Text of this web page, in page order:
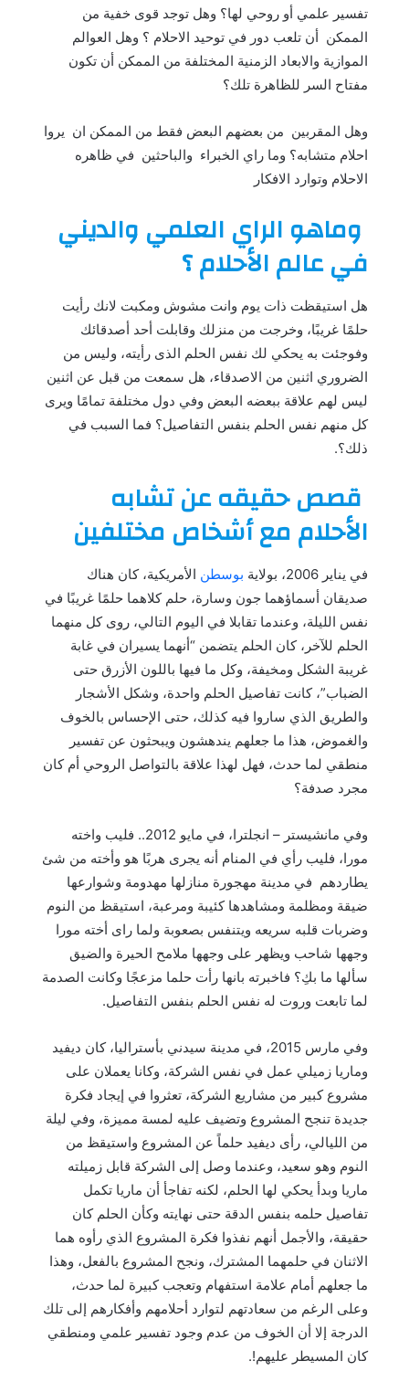
تفسير علمي أو روحي لها؟ وهل توجد قوى خفية من
الممكن أن تلعب دور في توحيد الاحلام ؟ وهل العوالم
الموازية والابعاد الزمنية المختلفة من الممكن أن تكون
مفتاح السر للظاهرة تلك؟
وهل المقربين من بعضهم البعض فقط من الممكن ان يروا
احلام متشابه؟ وما راي الخبراء والباحثين في ظاهره
الاحلام وتوارد الافكار
وماهو الراي العلمي والديني
في عالم الأحلام ؟
هل استيقظت ذات يوم وانت مشوش ومكبت لانك رأيت
حلمًا غريبًا، وخرجت من منزلك وقابلت أحد أصدقائك
وفوجئت به يحكي لك نفس الحلم الذى رأيته، وليس من
الضروري اثنين من الاصدقاء، هل سمعت من قبل عن اثنين
ليس لهم علاقة ببعضه البعض وفي دول مختلفة تمامًا ويرى
كل منهم نفس الحلم بنفس التفاصيل؟ فما السبب في
ذلك؟.
قصص حقيقه عن تشابه
الأحلام مع أشخاص مختلفين
في يناير 2006، بولاية بوسطن الأمريكية، كان هناك
صديقان أسماؤهما جون وسارة، حلم كلاهما حلمًا غريبًا في
نفس الليلة، وعندما تقابلا في اليوم التالي، روى كل منهما
الحلم للآخر، كان الحلم يتضمن “أنهما يسيران في غابة
غريبة الشكل ومخيفة، وكل ما فيها باللون الأزرق حتى
الضباب”، كانت تفاصيل الحلم واحدة، وشكل الأشجار
والطريق الذي ساروا فيه كذلك، حتى الإحساس بالخوف
والغموض، هذا ما جعلهم يندهشون ويبحثون عن تفسير
منطقي لما حدث، فهل لهذا علاقة بالتواصل الروحي أم كان
مجرد صدفة؟
وفي مانشيستر – انجلترا، في مايو 2012.. فليب واخته
مورا، فليب رأي في المنام أنه يجرى هربًا هو وأخته من شئ
يطاردهم في مدينة مهجورة منازلها مهدومة وشوارعها
ضيقة ومظلمة ومشاهدها كئيبة ومرعبة، استيقظ من النوم
وضربات قلبه سريعه ويتنفس بصعوبة ولما راى أخته مورا
وجهها شاحب ويظهر على وجهها ملامح الحيرة والضيق
سألها ما بكِ؟ فاخبرته بانها رأت حلما مزعجًا وكانت الصدمة
لما تابعت وروت له نفس الحلم بنفس التفاصيل.
وفي مارس 2015، في مدينة سيدني بأستراليا، كان ديفيد
وماريا زميلي عمل في نفس الشركة، وكانا يعملان على
مشروع كبير من مشاريع الشركة، تعثروا في إيجاد فكرة
جديدة تنجح المشروع وتضيف عليه لمسة مميزة، وفي ليلة
من الليالي، رأى ديفيد حلماً عن المشروع واستيقظ من
النوم وهو سعيد، وعندما وصل إلى الشركة قابل زميلته
ماريا وبدأ يحكي لها الحلم، لكنه تفاجأ أن ماريا تكمل
تفاصيل حلمه بنفس الدقة حتى نهايته وكأن الحلم كان
حقيقة، والأجمل أنهم نفذوا فكرة المشروع الذي رأوه هما
الاثنان في حلمهما المشترك، ونجح المشروع بالفعل، وهذا
ما جعلهم أمام علامة استفهام وتعجب كبيرة لما حدث،
وعلى الرغم من سعادتهم لتوارد أحلامهم وأفكارهم إلى تلك
الدرجة إلا أن الخوف من عدم وجود تفسير علمي ومنطقي
كان المسيطر عليهم!.